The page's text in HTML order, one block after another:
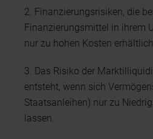
2. Finanzierungsrisiken, die
Finanzierungsmittel in ihrem
nur zu hohen Kosten
3. Das Risiko der
entsteht, wenn sich
Staatsanleihen) nur zu
lassen.